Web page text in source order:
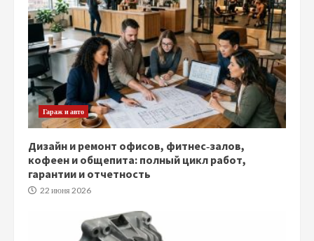
Гараж и авто
Дизайн и ремонт офисов, фитнес‑залов,
кофеен и общепита: полный цикл работ,
гарантии и отчетность
22 июня 2026